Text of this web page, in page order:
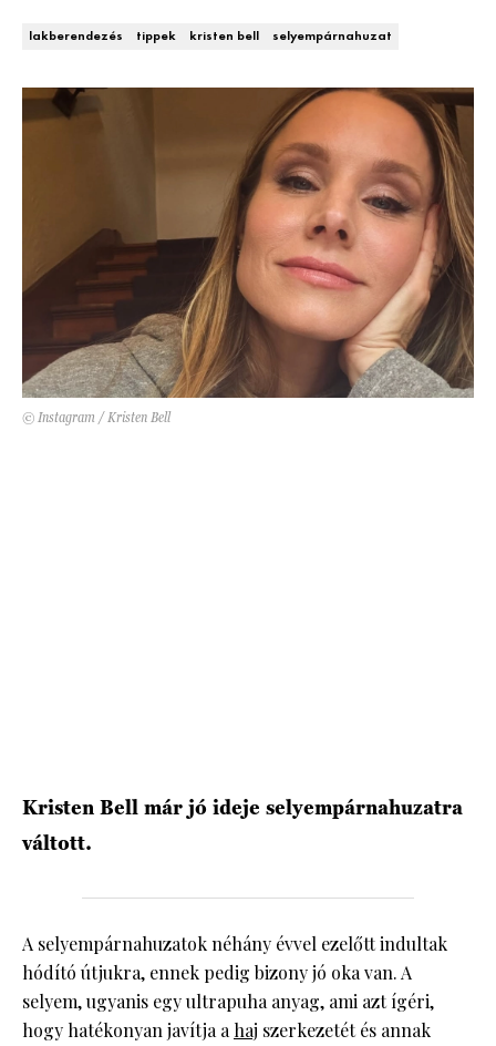
HÍRLEVÉL
lakberendezés tippek kristen bell selyempárnahuzat
© Instagram / Kristen Bell
Kristen Bell már jó ideje selyempárnahuzatra
váltott.
A selyempárnahuzatok néhány évvel ezelőtt indultak
hódító útjukra, ennek pedig bizony jó oka van. A
selyem, ugyanis egy ultrapuha anyag, ami azt ígéri,
hogy hatékonyan javítja ahaj szerkezetét és annak